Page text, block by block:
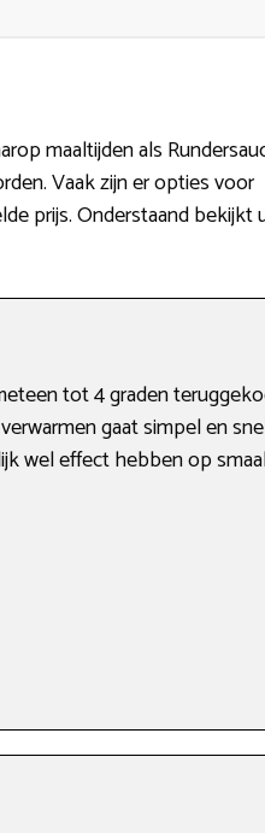
maaltijden als
Vaak zijn er opties voor
prijs. Onderstaand bekijkt
tot 4 graden
gaat simpel en
wel effect hebben op